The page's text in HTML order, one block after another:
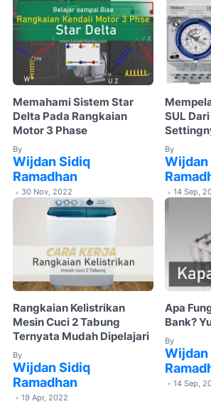
Memahami Sistem Star
Delta Pada Rangkaian
Motor 3 Phase
By
Wijdan Sidiq
Ramadhan
• 30 Nov, 2022
SUL
By
Wijdan
• 14 Sep,
Rangkaian Kelistrikan
Mesin Cuci 2 Tabung
Ternyata Mudah Dipelajari
By
Wijdan Sidiq
Ramadhan
• 19 Apr, 2022
Apa
Bank?
By
Wijdan
• 14 Sep,